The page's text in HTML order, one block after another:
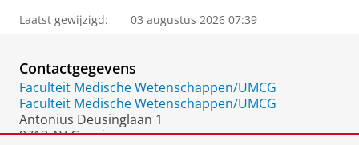
r
P
o
r
t
a
Laatst gewijzigd: 03 augustus 2026 07:39
Contactgegevens
Faculteit Medische Wetenschappen/UMCG
Faculteit Medische Wetenschappen/UMCG
Antonius Deusinglaan 1
9713 AV Groningen